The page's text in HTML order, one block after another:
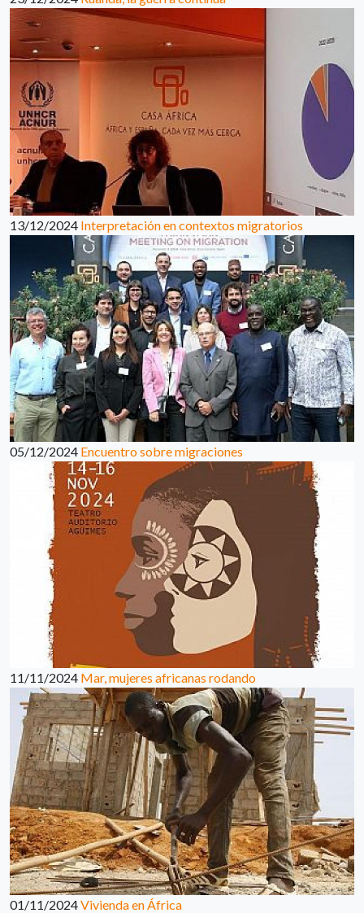
13/12/2024 Interpretación en contextos migratorios
05/12/2024 Encuentro sobre migraciones
11/11/2024 Mar, mujeres africanas rodando
01/11/2024Vivienda en África